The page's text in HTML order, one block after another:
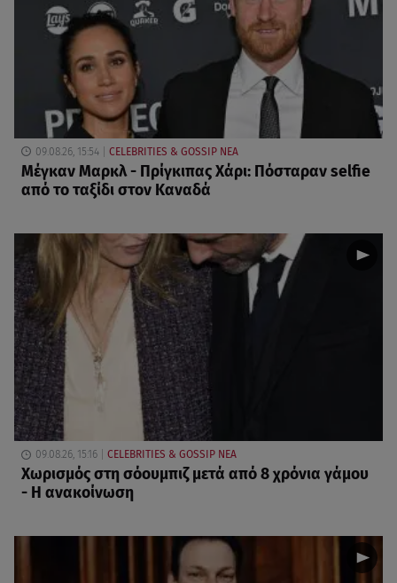
09.08.26, 15:54 CELEBRITIES & GOSSIP ΝΕΑ
Μέγκαν Μαρκλ - Πρίγκιπας Χάρι: Πόσταραν selfie
από το ταξίδι στον Καναδά
09.08.26, 15:16 CELEBRITIES & GOSSIP ΝΕΑ
Χωρισμός στη σόουμπιζ μετά από 8 χρόνια γάμου
- Η ανακοίνωση